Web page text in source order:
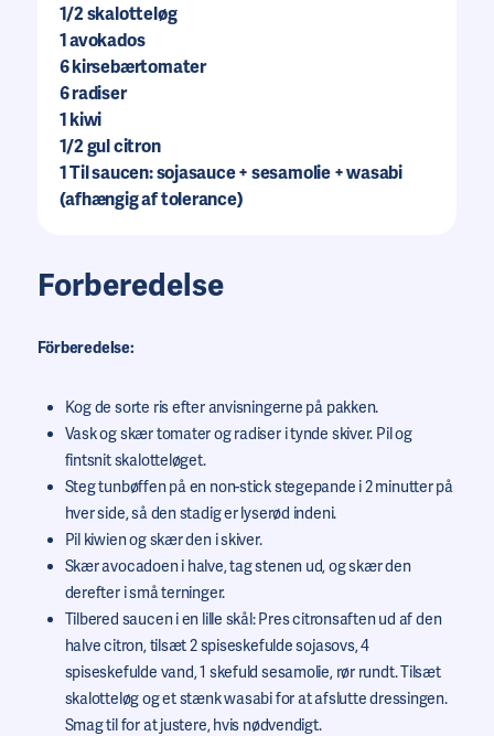
1/2skalotteløg
1avokados
6kirsebærtomater
6radiser
1kiwi
1/2gul citron
1Til saucen: sojasauce + sesamolie + wasabi
(afhængig af tolerance)
Forberedelse
Förberedelse:
Kog de sorte ris efter anvisningerne på pakken.
Vask og skær tomater og radiser i tynde skiver. Pil og
fintsnit skalotteløget.
Steg tunbøffen på en non-stick stegepande i 2 minutter på
hver side, så den stadig er lyserød indeni.
Pil kiwien og skær den i skiver.
Skær avocadoen i halve, tag stenen ud, og skær den
derefter i små terninger.
Tilbered saucen i en lille skål: Pres citronsaften ud af den
halve citron, tilsæt 2 spiseskefulde sojasovs, 4
spiseskefulde vand, 1 skefuld sesamolie, rør rundt. Tilsæt
skalotteløg og et stænk wasabi for at afslutte dressingen.
Smag til for at justere, hvis nødvendigt.